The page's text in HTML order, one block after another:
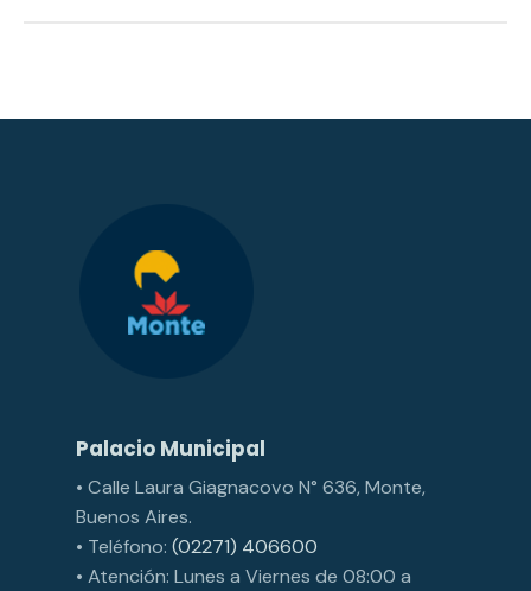
Palacio Municipal
• Calle Laura Giagnacovo N° 636, Monte,
Buenos Aires.
• Teléfono: (02271) 406600
• Atención: Lunes a Viernes de 08:00 a